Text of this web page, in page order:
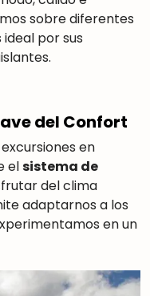
sobre diferentes
ideal por sus
del Confort
en
elsistema de
del clima
adaptarnos a los
en un